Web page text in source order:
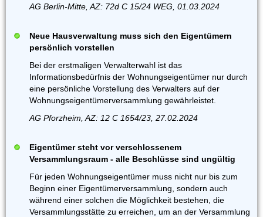
AG Berlin-Mitte, AZ: 72d C 15/24 WEG, 01.03.2024
Neue Hausverwaltung muss sich den Eigentümern
persönlich vorstellen
Bei der erstmaligen Verwalterwahl ist das
Informationsbedürfnis der Wohnungseigentümer nur durch
eine persönliche Vorstellung des Verwalters auf der
Wohnungseigentümerversammlung gewährleistet.
AG Pforzheim, AZ: 12 C 1654/23, 27.02.2024
Eigentümer steht vor verschlossenem
Versammlungsraum - alle Beschlüsse sind ungültig
Für jeden Wohnungseigentümer muss nicht nur bis zum
Beginn einer Eigentümerversammlung, sondern auch
während einer solchen die Möglichkeit bestehen, die
Versammlungsstätte zu erreichen, um an der Versammlung